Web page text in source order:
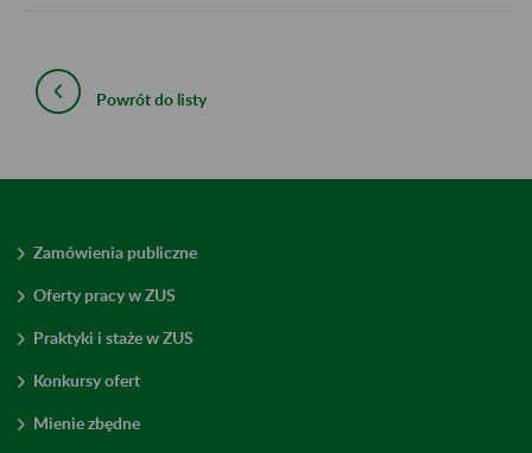
Powrót do listy
Zamówienia publiczne
Oferty pracy w ZUS
Praktyki i staże w ZUS
Konkursy ofert
Mienie zbędne